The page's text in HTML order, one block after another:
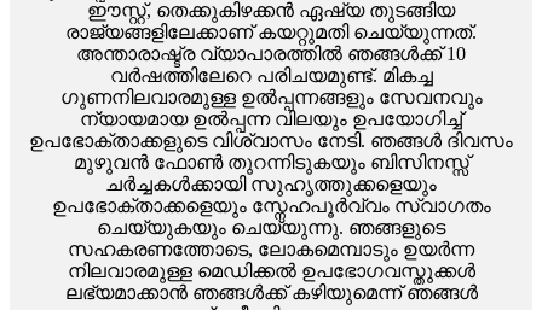
ഈസ്റ്റ്, തെക്കുകിഴക്കൻ ഏഷ്യ തുടങ്ങിയ
രാജ്യങ്ങളിലേക്കാണ് കയറ്റുമതി ചെയ്യുന്നത്.
അന്താരാഷ്ട്ര വ്യാപാരത്തിൽ ഞങ്ങൾക്ക് 10
വർഷത്തിലേറെ പരിചയമുണ്ട്. മികച്ച
ഗുണനിലവാരമുള്ള ഉൽപ്പന്നങ്ങളും സേവനവും
ന്യായമായ ഉൽപ്പന്ന വിലയും ഉപയോഗിച്ച്
ഉപഭോക്താക്കളുടെ വിശ്വാസം നേടി. ഞങ്ങൾ ദിവസം
മുഴുവൻ ഫോൺ തുറന്നിടുകയും ബിസിനസ്സ്
ചർച്ചകൾക്കായി സുഹൃത്തുക്കളെയും
ഉപഭോക്താക്കളെയും സ്നേഹപൂർവ്വം സ്വാഗതം
ചെയ്യുകയും ചെയ്യുന്നു. ഞങ്ങളുടെ
സഹകരണത്തോടെ, ലോകമെമ്പാടും ഉയർന്ന
നിലവാരമുള്ള മെഡിക്കൽ ഉപഭോഗവസ്തുക്കൾ
ലഭ്യമാക്കാൻ ഞങ്ങൾക്ക് കഴിയുമെന്ന് ഞങ്ങൾ